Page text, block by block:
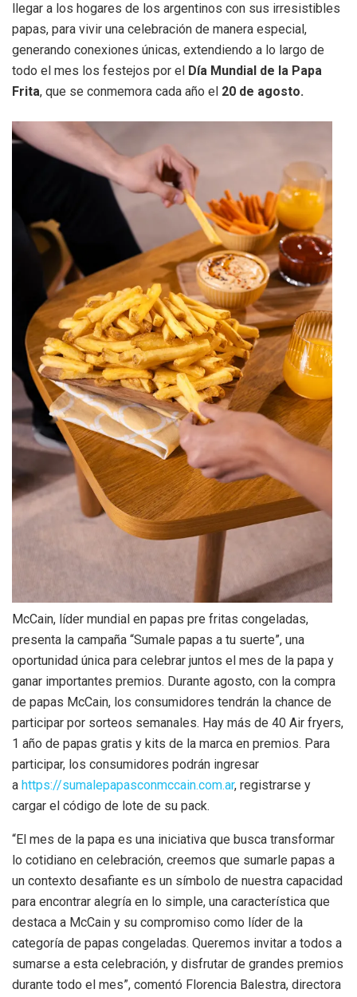
llegar a los hogares de los argentinos con sus irresistibles
papas, para vivir una celebración de manera especial,
generando conexiones únicas, extendiendo a lo largo de
todo el mes los festejos por el
Día Mundial de la Papa
Frita, que se conmemora cada año el 20 de agosto.
McCain, líder mundial en papas pre fritas congeladas,
presenta la campaña “Sumale papas a tu suerte”, una
oportunidad única para celebrar juntos el mes de la papa y
ganar importantes premios. Durante agosto, con la compra
de papas McCain, los consumidores tendrán la chance de
participar por sorteos semanales. Hay más de 40 Air fryers,
1 año de papas gratis y kits de la marca en premios. Para
participar, los consumidores podrán ingresar
a https://sumalepapasconmccain.com.ar, registrarse y
cargar el código de lote de su pack.
“El mes de la papa es una iniciativa que busca transformar
lo cotidiano en celebración, creemos que sumarle papas a
un contexto desafiante es un símbolo de nuestra capacidad
para encontrar alegría en lo simple, una característica que
destaca a McCain y su compromiso como líder de la
categoría de papas congeladas. Queremos invitar a todos a
sumarse a esta celebración, y disfrutar de grandes premios
durante todo el mes”, comentó Florencia Balestra, directora